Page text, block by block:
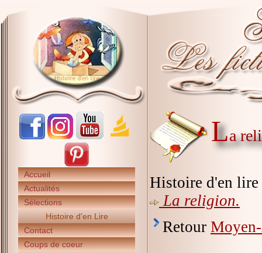
Accueil
Actualités
Sélections
Histoire d'en Lire
Contact
Coups de coeur
La
Histoire d'en
La religion.
Retour